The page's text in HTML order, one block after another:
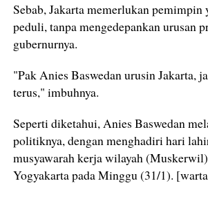
Sebab, Jakarta memerlukan pemimpin
peduli, tanpa mengedepankan urusan
gubernurnya.
"Pak Anies Baswedan urusin Jakarta,
terus," imbuhnya.
Seperti diketahui, Anies Baswedan
politiknya, dengan menghadiri hari
musyawarah kerja wilayah
Yogyakarta pada Minggu (31/1).